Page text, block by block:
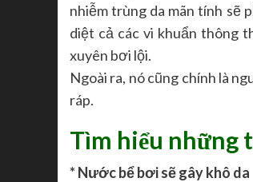
nhiễm trùng da mãn tính sẽ
diệt cả các vi khuẩn thông
xuyên bơi lội.
Ngoài ra, nó cũng chính là
ráp.
Tìm hiểu những
* Nước bể bơi sẽ gây khô da